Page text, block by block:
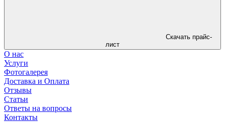
Скачать прайс-
лист
О нас
Услуги
Фотогалерея
Доставка и Оплата
Отзывы
Статьи
Ответы на вопросы
Контакты